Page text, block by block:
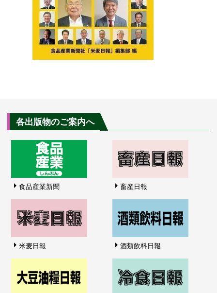
各出版物のご案内へ
食品産業新聞 畜産日報
米麦日報 酒類飲料日報